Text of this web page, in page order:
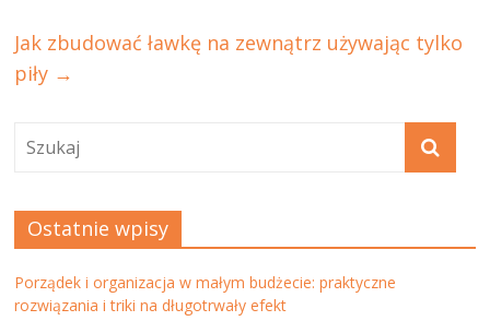
Jak zbudować ławkę na zewnątrz używając tylko
piły →
Ostatnie wpisy
Porządek i organizacja w małym budżecie: praktyczne
rozwiązania i triki na długotrwały efekt